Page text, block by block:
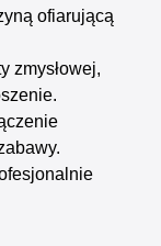
ofiarującą
zmysłowej,